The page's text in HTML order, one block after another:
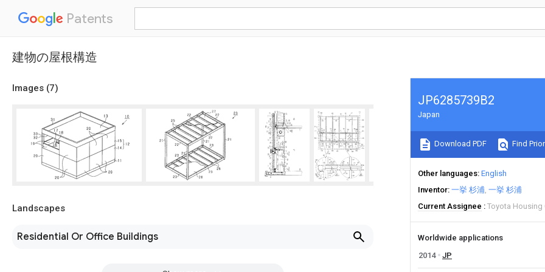
Patents
建物の屋根構造
Images (7)
Landscapes
Residential Or Office Buildings
JP6285739B2
Japan
Download PDF Find
Other languages English
Inventor 一挙 杉浦 一挙 杉浦
Current Assignee
Toyota Housing
Worldwide applications
2014
JP